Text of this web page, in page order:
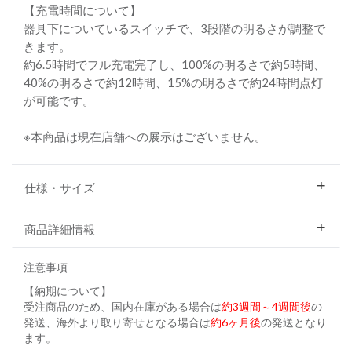
【充電時間について】
器具下についているスイッチで、3段階の明るさが調整で
きます。
約6.5時間でフル充電完了し、100%の明るさで約5時間、
40%の明るさで約12時間、15%の明るさで約24時間点灯
が可能です。
※本商品は現在店舗への展示はございません。
仕様・サイズ
商品詳細情報
注意事項
【納期について】
受注商品のため、国内在庫がある場合は約3週間～4週間後の
発送、海外より取り寄せとなる場合は約6ヶ月後の発送となり
ます。